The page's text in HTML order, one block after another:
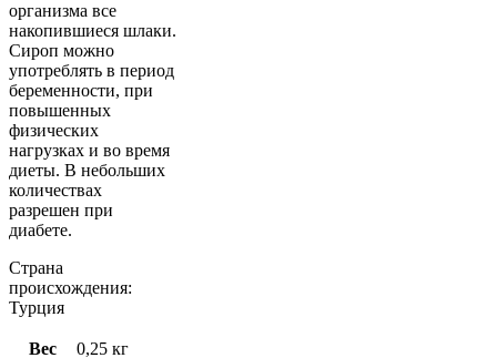
организма все
накопившиеся шлаки.
Сироп можно
употреблять в период
беременности, при
повышенных
физических
нагрузках и во время
диеты. В небольших
количествах
разрешен при
диабете.
Страна
происхождения:
Турция
Вес 0,25 кг